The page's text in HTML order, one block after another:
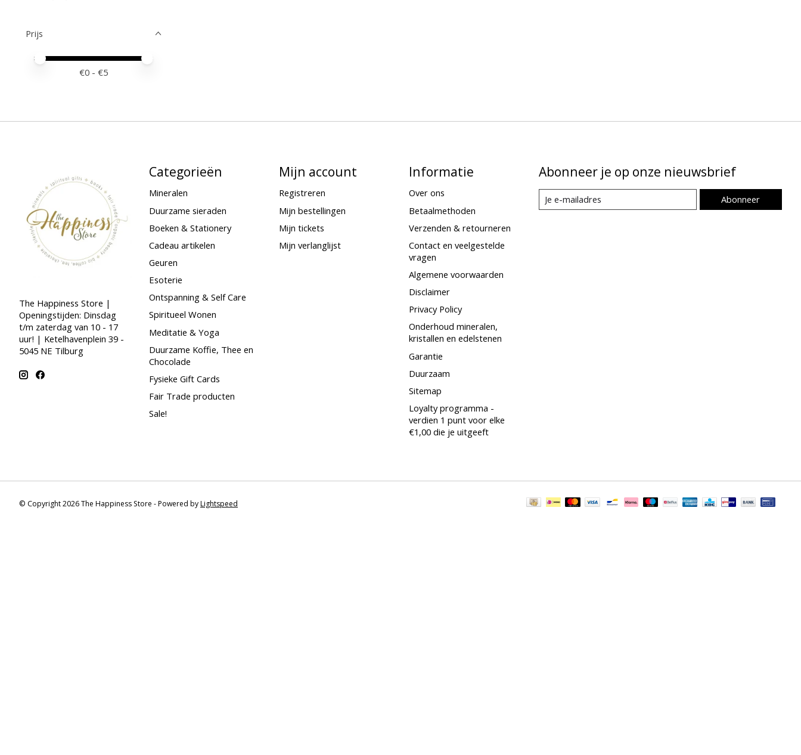
Prijs
Minimale prijswaarde
Price maximum value
€0 - €5
The Happiness Store |
Openingstijden: Dinsdag
t/m zaterdag van 10 - 17
uur! | Ketelhavenplein 39 -
5045 NE Tilburg
Categorieën
Mineralen
Duurzame sieraden
Boeken & Stationery
Cadeau artikelen
Geuren
Esoterie
Ontspanning & Self Care
Spiritueel Wonen
Meditatie & Yoga
Duurzame Koffie, Thee en
Chocolade
Fysieke Gift Cards
Fair Trade producten
Sale!
Mijn account
Registreren
Mijn bestellingen
Mijn tickets
Mijn verlanglijst
Informatie
Over ons
Betaalmethoden
Verzenden & retourneren
Contact en veelgestelde
vragen
Algemene voorwaarden
Disclaimer
Privacy Policy
Onderhoud mineralen,
kristallen en edelstenen
Garantie
Duurzaam
Sitemap
Loyalty programma -
verdien 1 punt voor elke
€1,00 die je uitgeeft
Abonneer je op onze nieuwsbrief
Abonneer
© Copyright 2026 The Happiness Store - Powered byLightspeed